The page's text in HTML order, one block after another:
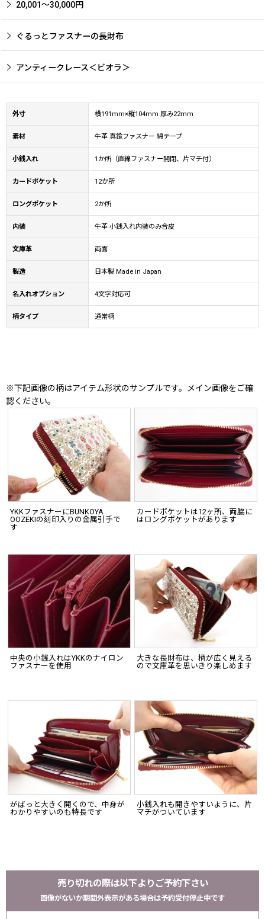
20,001〜30,000円
ぐるっとファスナーの長財布
アンティークレース＜ビオラ＞
外寸 横191mm×縦104mm 厚み22mm
素材 牛革 真鍮ファスナー 綿テープ
小銭入れ 1か所（直線ファスナー開閉、片マチ付）
カードポケット 12か所
ロングポケット 2か所
内装 牛革 小銭入れ内装のみ合皮
文庫革 両面
製造 日本製 Made in Japan
名入れオプション 4文字対応可
柄タイプ 通常柄
※下記画像の柄はアイテム形状のサンプルです。メイン画像をご確
認ください。
YKKファスナーにBUNKOYA
OOZEKIの刻印入りの金属引手で
す
カードポケットは12ヶ所、両脇に
はロングポケットがあります
中央の小銭入れはYKKのナイロン
ファスナーを使用
大きな長財布は、柄が広く見える
ので文庫革を思いきり楽しめます
がばっと大きく開くので、中身が
わかりやすいのも特長です
小銭入れも開きやすいように、片
マチがついています
売り切れの際は以下よりご予約下さい
画像がないか期間外表示がある場合は予約受付停止中です